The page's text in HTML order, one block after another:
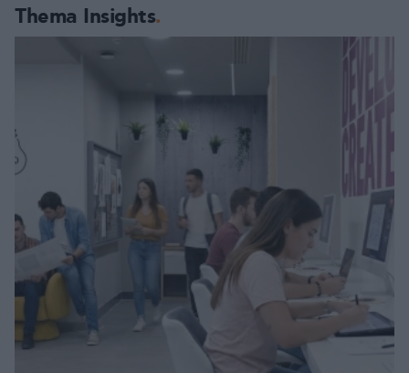
Thema Insights